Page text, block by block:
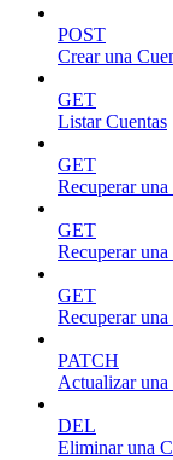
POST
Crear una
GET
Listar Cuentas
GET
Recuperar una
GET
Recuperar
GET
Recuperar
PATCH
Actualizar una
DEL
Eliminar una